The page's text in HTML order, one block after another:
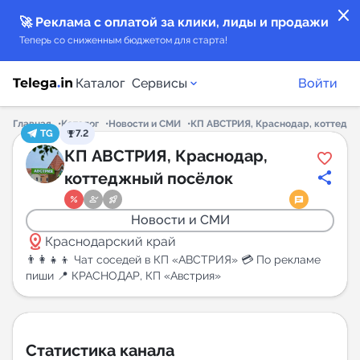
close
🚀 Реклама с оплатой за клики, лиды и продажи
Теперь со сниженным бюджетом для старта!
Каталог Сервисы
Каталог каналов
Каталог ботов
Горящие предложения
Индекс читаемости каналов в Telegram
New
New
Войти
Главная Каталог Новости и СМИ
КП АВСТРИЯ, Краснодар,
TG
7.2
КП АВСТРИЯ, Краснодар,
коттеджный посёлок
Новости и СМИ
distance Краснодарский край
👨‍👩‍👧‍👦 Чат соседей в КП «АВСТРИЯ» 💳 По рекламе
пиши 📍 КРАСНОДАР, КП «Австрия»
Статистика канала